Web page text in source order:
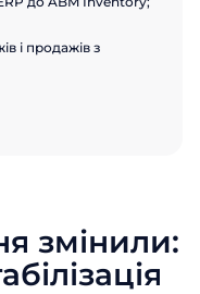
і продажів з
змінили: